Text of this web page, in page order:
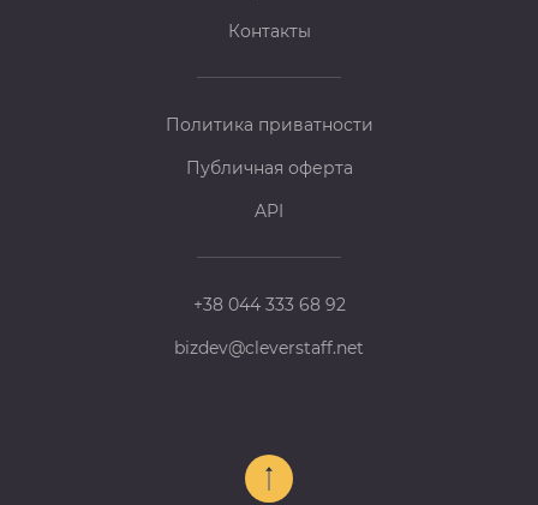
Контакты
Политика приватности
Публичная оферта
API
+38 044 333 68 92
bizdev@cleverstaff.net